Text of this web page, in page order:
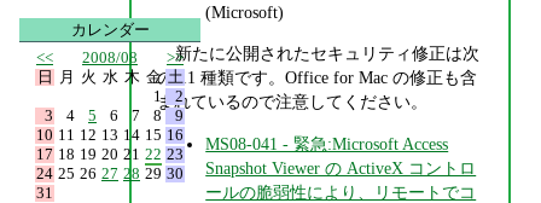
(Microsoft)
新たに公開されたセキュリティ修正は次
の 11 種類です。Office for Mac の修正も含
まれているので注意してください。
MS08-041 - 緊急:Microsoft Access
Snapshot Viewer の ActiveX コントロ
ールの脆弱性により、リモートでコ
カレンダー
<<
2008/08
>>
日
月 火 水 木 金 土
1
2
3
4 5 6 7 8
9
10 11 12 13 14 15 16
17 18 19 20 21 22 23
24 25 26 27 28 29 30
31